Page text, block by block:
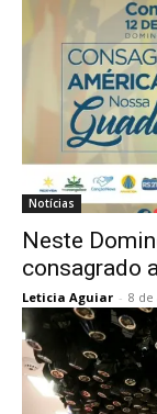
Notícias
Neste
consagrado
Leticia Aguiar - 8 de